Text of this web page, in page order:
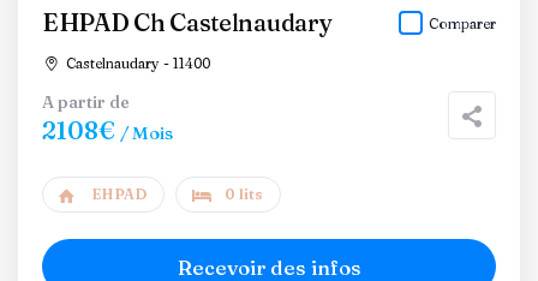
EHPAD Ch Castelnaudary
Castelnaudary - 11400
Comparer
A partir de
2108€ / Mois
EHPAD 0 lits
Recevoir des infos